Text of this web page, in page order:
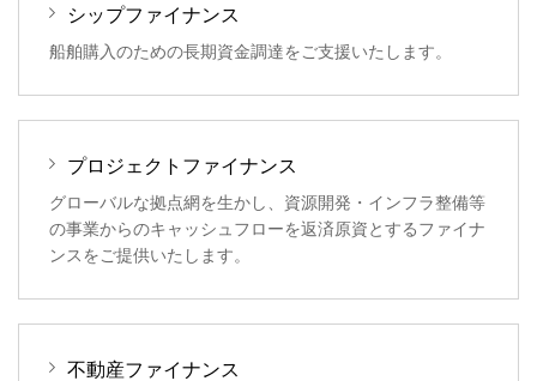
シップファイナンス
船舶購入のための長期資金調達をご支援いたします。
プロジェクトファイナンス
グローバルな拠点網を生かし、資源開発・インフラ整備等
の事業からのキャッシュフローを返済原資とするファイナ
ンスをご提供いたします。
不動産ファイナンス